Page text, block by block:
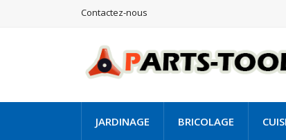
Contactez-nous
JARDINAGE BRICOLAGE